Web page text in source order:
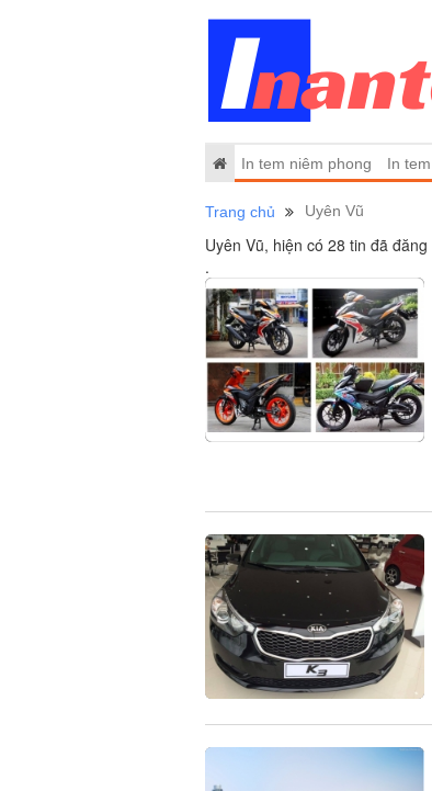
In tem niêm phong In
Trang chủ Uyên Vũ
Uyên Vũ, hiện có 28 tin đã đăng
.